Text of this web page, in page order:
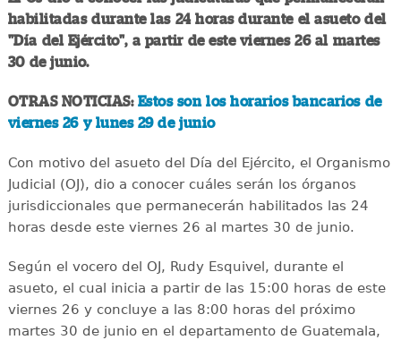
habilitadas durante las 24 horas durante el asueto del
"Día del Ejército", a partir de este viernes 26 al martes
30 de junio.
OTRAS NOTICIAS: Estos son los horarios bancarios de
viernes 26 y lunes 29 de junio
Con motivo del asueto del Día del Ejército, el Organismo
Judicial (OJ), dio a conocer cuáles serán los órganos
jurisdiccionales que permanecerán habilitados las 24
horas desde este viernes 26 al martes 30 de junio.
Según el vocero del OJ, Rudy Esquivel, durante el
asueto, el cual inicia a partir de las 15:00 horas de este
viernes 26 y concluye a las 8:00 horas del próximo
martes 30 de junio en el departamento de Guatemala,